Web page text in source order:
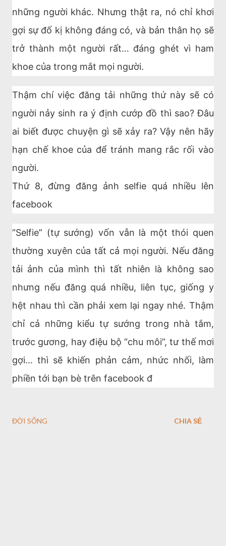
những người khác. Nhưng thật ra, nó chỉ khơi
gợi sự đố kị không đáng có, và bản thân họ sẽ
trở thành một người rất… đáng ghét vì ham
khoe của trong mắt mọi người.
Thậm chí việc đăng tải những thứ này sẽ có
người nảy sinh ra ý định cướp đồ thì sao? Đâu
ai biết được chuyện gì sẽ xảy ra? Vậy nên hãy
hạn chế khoe của để tránh mang rắc rối vào
người.
Thứ 8, đừng đăng ảnh selfie quá nhiều lên
facebook
“Selfie” (tự sướng) vốn vẫn là một thói quen
thường xuyên của tất cả mọi người. Nếu đăng
tải ảnh của mình thì tất nhiên là không sao
nhưng nếu đăng quá nhiều, liên tục, giống y
hệt nhau thì cần phải xem lại ngay nhé. Thậm
chỉ cả những kiểu tự sướng trong nhà tắm,
trước gương, hay điệu bộ “chu môi”, tư thế mơi
gợi… thì sẽ khiến phản cảm, nhức nhối, làm
phiền tới bạn bè trên facebook đ
ĐỜI SỐNG CHIA SẺ